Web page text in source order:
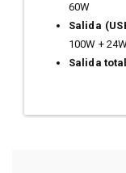
60W
Salida
100W +
Salida total